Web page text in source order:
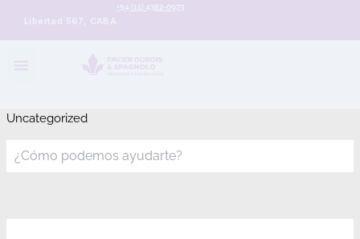
Libertad 567, CABA
+54 (11) 4382-0973
Uncategorized